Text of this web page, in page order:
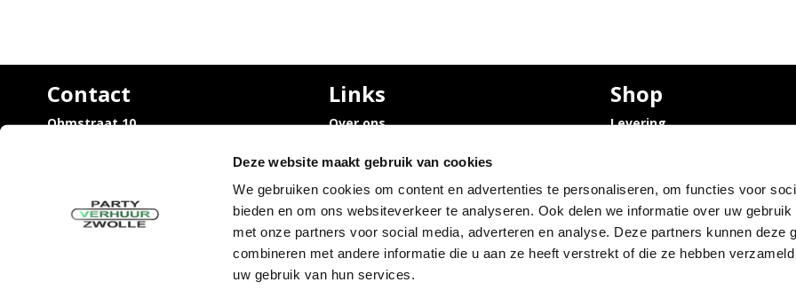
Deze website maakt gebruik van cookies
We gebruiken cookies om content en advertenties te personaliseren, om functies voor
bieden en om ons websiteverkeer te analyseren. Ook delen we informatie over uw
met onze partners voor social media, adverteren en analyse. Deze partners kunnen deze
combineren met andere informatie die u aan ze heeft verstrekt of die ze hebben
uw gebruik van hun services.
Contact
Ohmstraat 10,
Links
Over ons
Trouwen / Bruiloft
Uitvaart / Condoleance
rondom Zwolle
Sarah en Abraham pop
Tijdelijke opslagruimte
Shop
Levering